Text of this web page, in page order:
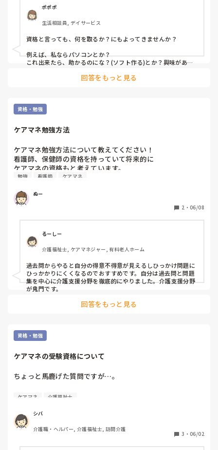
ポポポ
生活相談員, デイサービス
資格と言っても、何を取るか？にもよってきませんか？
例えば、私ならパソコンとか？
これ出来たら、助かるのにな？(ソフト作る)とか？興味があっ
回答をもっと見る
資格・勉強
ケアマネ勉強方法
ケアマネ勉強方法について教えてください！
看護師、保健師の資格を持っていて将来的に
ケアマネの資格もと考えています。
独学の予定ですが、おすすめの勉強を教えてください
勉強 看護師 ケアマネ
ぬー
2 ・ 06/08
るーしー
介護福祉士, ケアマネジャー, 有料老人ホーム
過去問からやると自分の得意不得意が見えるしひっかけ問題に
ひっかかりにくくなるのでおすすめです。自分は過去問と問題
集を中心に介護支援分野を徹底的にやりました。介護支援分野
が鬼門です。
回答をもっと見る
資格・勉強
ケアマネの受験資格について
ちょっと馬鹿げた質問ですが…。
令和3年度の介護福祉士試験に合格したのですが、令和8年度
今年受験のつもりだったのですが、登録日が令和4年4月にな
っており、来年？と不安になりました。
ケアマネ 介護福祉士
シバ
介護職・ヘルパー, 介護福祉士, 訪問介護
3 ・ 06/02